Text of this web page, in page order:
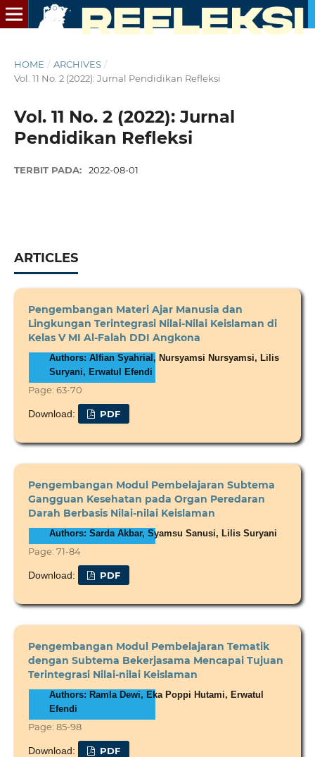
HOME / ARCHIVES /
Vol. 11 No. 2 (2022): Jurnal Pendidikan Refleksi
Vol. 11 No. 2 (2022): Jurnal
Pendidikan Refleksi
TERBIT PADA: 2022-08-01
ARTICLES
Pengembangan Materi Ajar Manusia dan
Lingkungan Terintegrasi Nilai-Nilai Keislaman di
Kelas V MI Al-Falah DDI Angkona
Authors: Alfian Syahrial, Nursyamsi Nursyamsi, Lilis
Suryani, Erwatul Efendi
Page: 63-70
Download: PDF
Pengembangan Modul Pembelajaran Subtema
Gangguan Kesehatan pada Organ Peredaran
Darah Berbasis Nilai-nilai Keislaman
Authors: Sarda Akbar, Syamsu Sanusi, Lilis Suryani
Page: 71-84
Download: PDF
Pengembangan Modul Pembelajaran Tematik
dengan Subtema Bekerjasama Mencapai Tujuan
Terintegrasi Nilai-nilai Keislaman
Authors: Ramla Dewi, Eka Poppi Hutami, Erwatul
Efendi
Page: 85-98
Download: PDF